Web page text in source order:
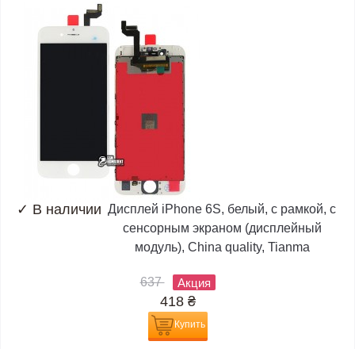
✓ В наличии Дисплей iPhone 6S, белый, с рамкой, с
сенсорным экраном (дисплейный
модуль), China quality, Tianma
637 Акция
418 ₴
Купить